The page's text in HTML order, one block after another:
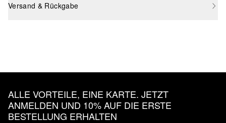
Versand & Rückgabe
ALLE VORTEILE, EINE KARTE. JETZT
ANMELDEN UND 10% AUF DIE ERSTE
BESTELLUNG ERHALTEN